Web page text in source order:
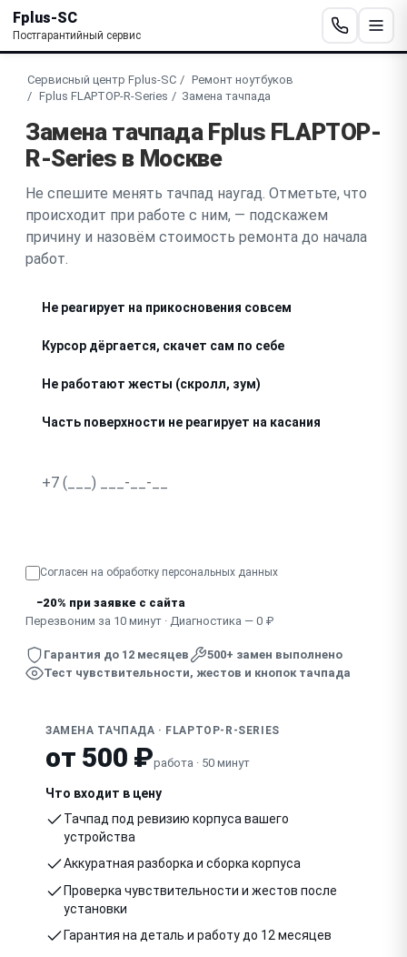
Fplus-SC
Постгарантийный сервис
Сервисный центр Fplus-SC
Ремонт ноутбуков
Fplus FLAPTOP-R-Series
Замена тачпада
Замена тачпада Fplus FLAPTOP-
R-Series в Москве
Не спешите менять тачпад наугад. Отметьте, что
происходит при работе с ним, — подскажем
причину и назовём стоимость ремонта до начала
работ.
Не реагирует на прикосновения совсем
Курсор дёргается, скачет сам по себе
Не работают жесты (скролл, зум)
Часть поверхности не реагирует на касания
Согласен на обработку персональных данных
−20% при заявке с сайта
Перезвоним за 10 минут · Диагностика — 0 ₽
Гарантия до 12 месяцев
500+ замен выполнено
Тест чувствительности, жестов и кнопок тачпада
ЗАМЕНА ТАЧПАДА · FLAPTOP-R-SERIES
от 500 ₽работа · 50 минут
Что входит в цену
Тачпад под ревизию корпуса вашего
устройства
Аккуратная разборка и сборка корпуса
Проверка чувствительности и жестов после
установки
Гарантия на деталь и работу до 12 месяцев